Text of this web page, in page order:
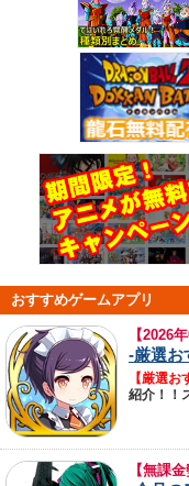
おすすめゲームアプリ
【2026
-厳選お
【厳選お
紹介！！
【無課